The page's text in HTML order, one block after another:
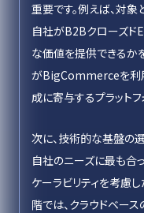
重要です。例えば、対
自社がB2Bクローズド
な価値を提供できるか
がBigCommerceを利
成に寄与するプラット
次に、技術的な基盤の
自社のニーズに最も合
ケーラビリティを考慮
階では、クラウドベー